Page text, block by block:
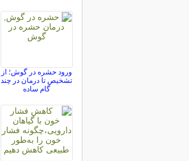
ورود حشره در گوش؛ از
تشخیص تا درمان در چند
گام ساده